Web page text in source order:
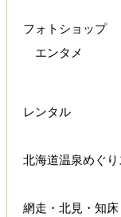
フォトショップ
エンタメ
レンタル
北海道温泉めぐ
網走・北見・知床